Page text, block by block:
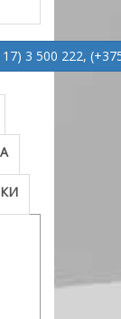
3 500 222,